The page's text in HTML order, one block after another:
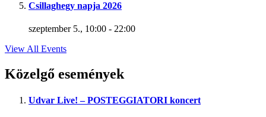
Csillaghegy napja 2026
szeptember 5., 10:00 - 22:00
View All Events
Közelgő események
Udvar Live! – POSTEGGIATORI koncert